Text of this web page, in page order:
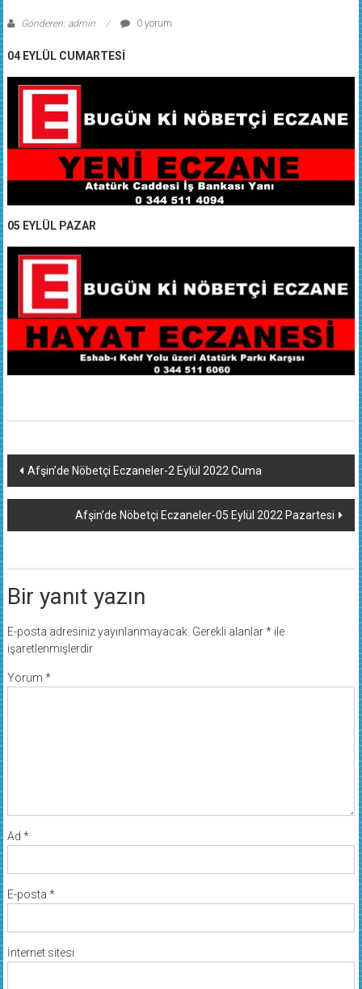
Gönderen: admin 0 yorum
04 EYLÜL CUMARTESİ
05 EYLÜL PAZAR
Yazı
dolaşımı
Afşin’de Nöbetçi Eczaneler-2 Eylül 2022 Cuma
Afşin’de Nöbetçi Eczaneler-05 Eylül 2022 Pazartesi
Bir yanıt yazın
E-posta adresiniz yayınlanmayacak. Gerekli alanlar*ile
işaretlenmişlerdir
Yorum *
Ad *
E-posta *
İnternet sitesi